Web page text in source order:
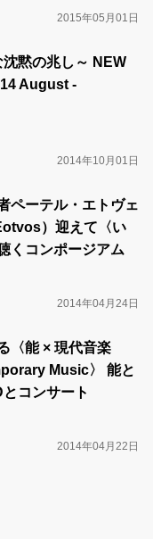
2015年05月01日
沈黙の兆し～ NEW
August -
2014年10月01日
ペーテル・エトヴェ
）迎えて〈い
くコンポージアム
2014年04月24日
〈能 × 現代音楽
Music〉 能と
コンサート
2014年04月22日